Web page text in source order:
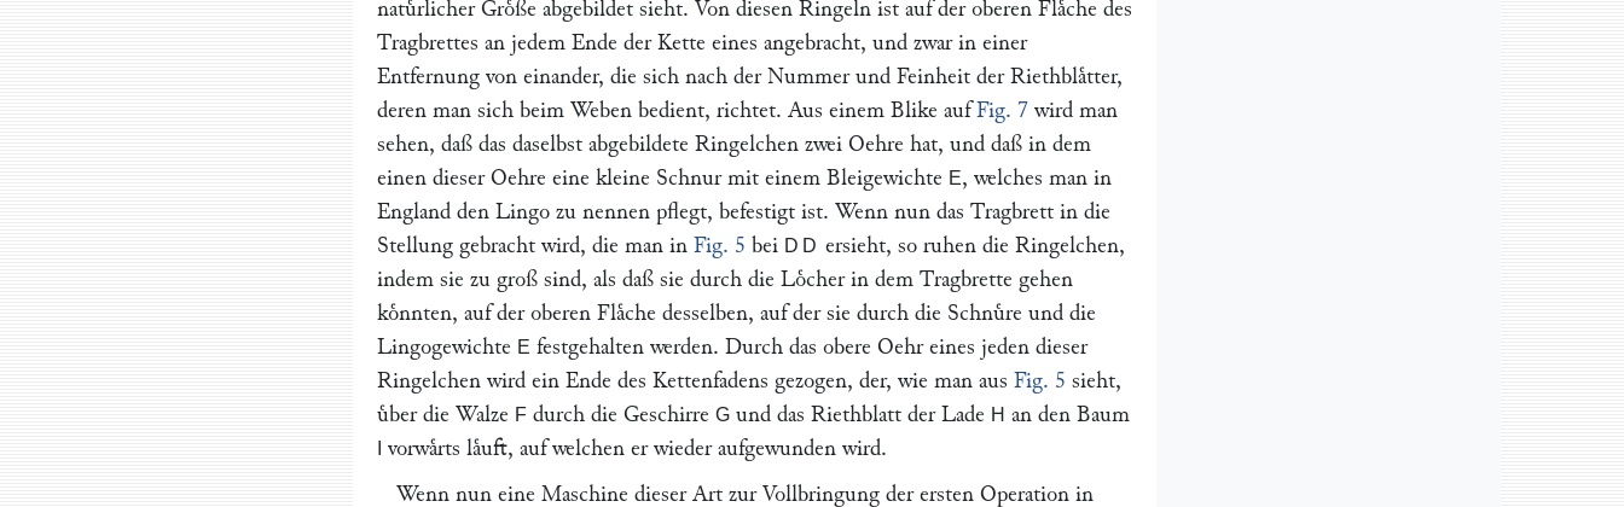
natuͤrlicher Groͤße abgebildet sieht. Von diesen Ringeln ist auf der oberen Flaͤche des
Tragbrettes an jedem Ende der Kette eines angebracht, und zwar in einer
Entfernung von einander, die sich nach der Nummer und Feinheit der Riethblaͤtter,
deren man sich beim Weben bedient, richtet. Aus einem Blike aufFig. 7 wird man
sehen, daß das daselbst abgebildete Ringelchen zwei Oehre hat, und daß in dem
einen dieser Oehre eine kleine Schnur mit einem Bleigewichte E, welches man in
England den Lingo zu nennen pflegt, befestigt ist. Wenn nun das Tragbrett in die
Stellung gebracht wird, die man in Fig. 5 bei DD ersieht, so ruhen die Ringelchen,
indem sie zu groß sind, als daß sie durch die Loͤcher in dem Tragbrette gehen
koͤnnten, auf der oberen Flaͤche desselben, auf der sie durch die Schnuͤre und die
Lingogewichte E festgehalten werden. Durch das obere Oehr eines jeden dieser
Ringelchen wird ein Ende des Kettenfadens gezogen, der, wie man aus Fig. 5 sieht,
uͤber die Walze F durch die Geschirre G und das Riethblatt der Lade H an den Baum
vorwaͤrts laͤuft, auf welchen er wieder aufgewunden wird.
Wenn nun eine Maschine dieser Art zur Vollbringung der ersten Operation in